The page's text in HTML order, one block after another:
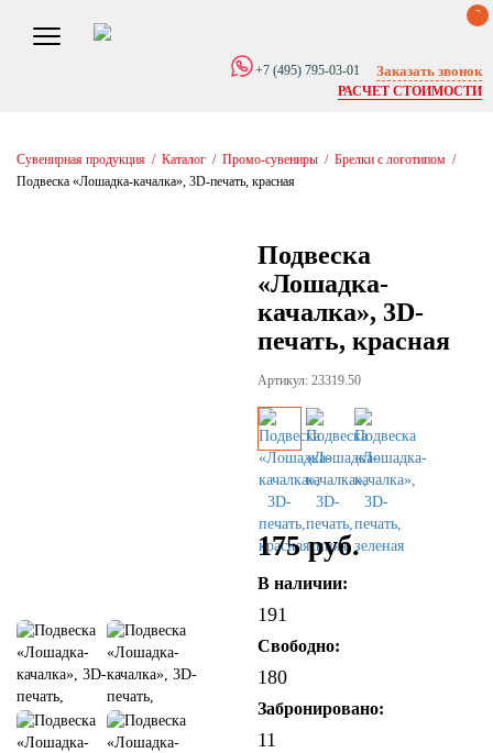
0
+7 (495) 795-03-01 Заказать звонок
РАСЧЕТ СТОИМОСТИ
Сувенирная продукция / Каталог / Промо-сувениры / Брелки с логотипом /
Подвеска «Лошадка-качалка», 3D-печать, красная
Подвеска
«Лошадка-
качалка», 3D-
печать, красная
Артикул: 23319.50
175 руб.
В наличии:
191
Свободно:
180
Забронировано:
11